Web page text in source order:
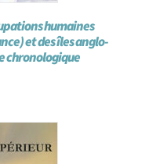
humaines
et des îles anglo-
chronologique